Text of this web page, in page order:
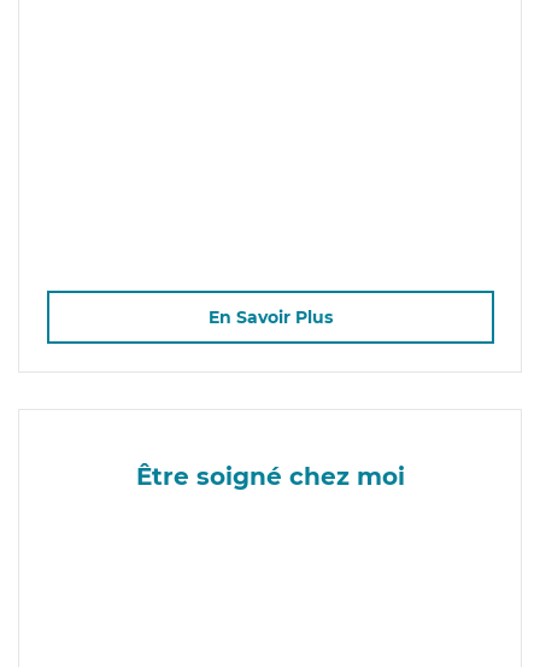
En Savoir Plus
Être soigné chez moi